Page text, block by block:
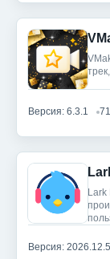
Версия: 6.3.1
Версия: 2026.12.5